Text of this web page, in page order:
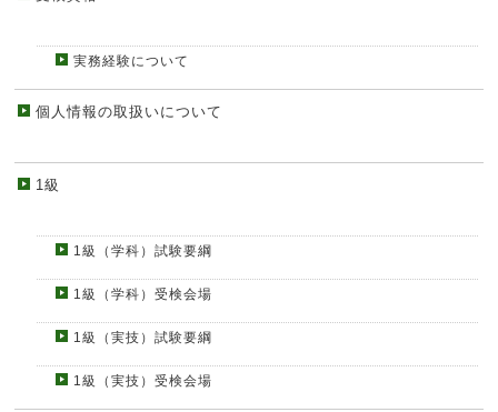
実務経験について
個人情報の取扱いについて
1級
1級（学科）試験要綱
1級（学科）受検会場
1級（実技）試験要綱
1級（実技）受検会場